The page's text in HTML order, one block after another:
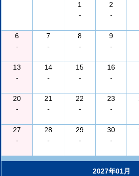
1
-
2
-
6
-
7
-
8
-
9
-
13
-
14
-
15
-
16
-
20
-
21
-
22
-
23
-
27
-
28
-
29
-
30
-
2027年01月